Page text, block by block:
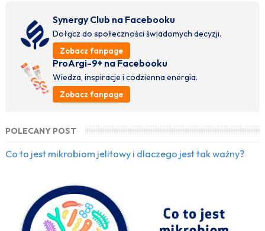
Synergy Club na Facebooku
Dołącz do społeczności świadomych decyzji.
Zobacz fanpage
ProArgi-9+ na Facebooku
Wiedza, inspiracje i codzienna energia.
Zobacz fanpage
POLECANY POST
Co to jest mikrobiom jelitowy i dlaczego jest tak ważny?